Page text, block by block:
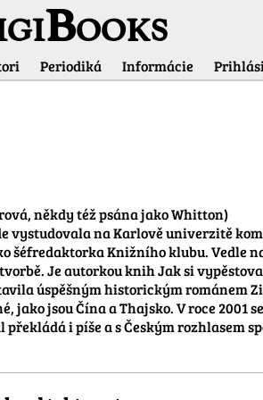
Periodiká Informácie
někdy též psána jako Whitton)
vystudovala na Karlově univerzitě
šéfredaktorka Knižního klubu. Vedle
Je autorkou knih Jak si
úspěšným historickým románem
jako jsou Čína a Thajsko. V roce
i píše a s Českým rozhlasem